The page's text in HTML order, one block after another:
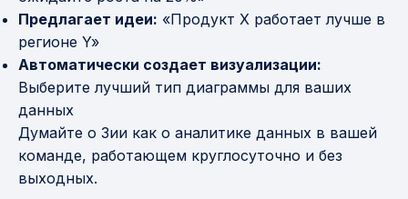
Предлагает идеи: «Продукт X работает лучше в
регионе Y»
Автоматически создает визуализации:
Выберите лучший тип диаграммы для ваших
данных
Думайте о Зии как о аналитике данных в вашей
команде, работающем круглосуточно и без
выходных.